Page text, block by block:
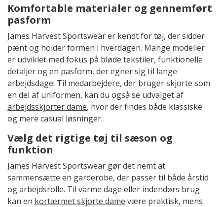
Komfortable materialer og gennemført
pasform
James Harvest Sportswear er kendt for tøj, der sidder
pænt og holder formen i hverdagen. Mange modeller
er udviklet med fokus på bløde tekstiler, funktionelle
detaljer og en pasform, der egner sig til lange
arbejdsdage. Til medarbejdere, der bruger skjorte som
en del af uniformen, kan du også se udvalget af
arbejdsskjorter dame, hvor der findes både klassiske
og mere casual løsninger.
Vælg det rigtige tøj til sæson og
funktion
James Harvest Sportswear gør det nemt at
sammensætte en garderobe, der passer til både årstid
og arbejdsrolle. Til varme dage eller indendørs brug
kan en kortærmet skjorte dame være praktisk, mens